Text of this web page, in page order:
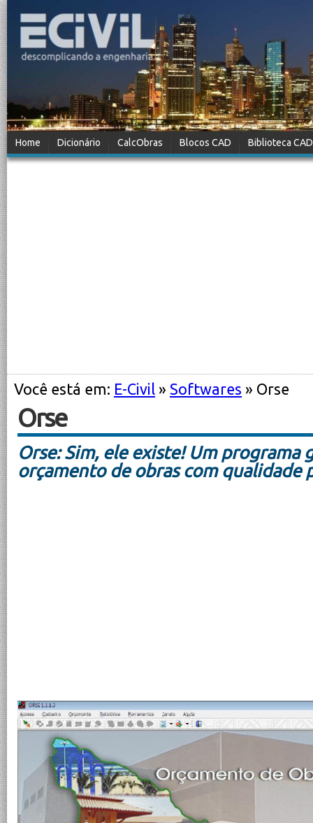
Home Dicionário CalcObras Blocos CAD Biblioteca CAD
Você está em: E-Civil » Softwares » Orse
Orse
Orse: Sim, ele existe! Um programa
orçamento de obras com qualidade